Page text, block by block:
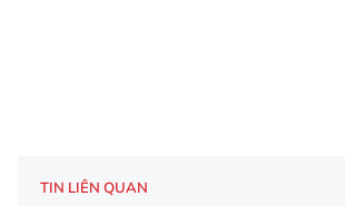
TIN LIÊN QUAN